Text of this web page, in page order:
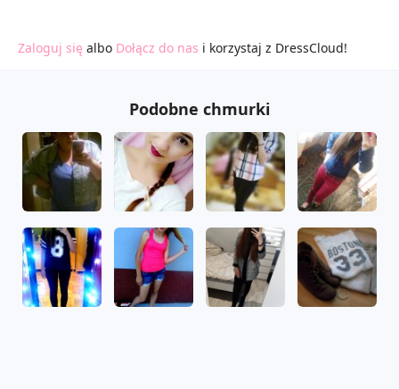
Zaloguj się albo Dołącz do nas i korzystaj z DressCloud!
Podobne chmurki